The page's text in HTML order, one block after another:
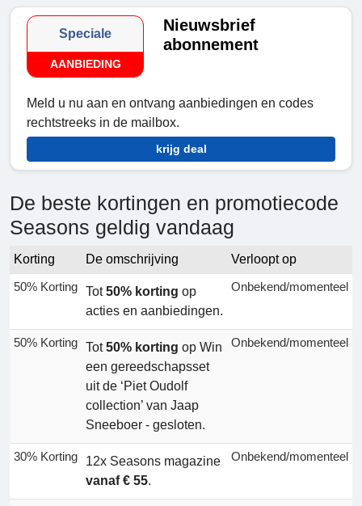
Speciale
AANBIEDING
Nieuwsbrief
abonnement
Meld u nu aan en ontvang aanbiedingen en codes
rechtstreeks in de mailbox.
krijg deal
De beste kortingen en promotiecode
Seasons geldig vandaag
Korting De omschrijving
Verloopt op
50% Korting Tot50% korting op
acties en aanbiedingen.
Onbekend/momenteel
50% Korting Tot50% korting op Win
een gereedschapsset
uit de ‘Piet Oudolf
collection’ van Jaap
Sneeboer - gesloten.
Onbekend/momenteel
30% Korting
12x Seasons magazine
vanaf € 55.
Onbekend/momenteel